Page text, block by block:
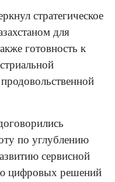
стратегическое
для
готовность к
по углублению
сервисной
цифровых решений